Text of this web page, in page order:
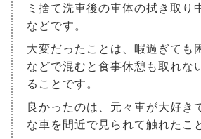
ミ捨て洗車後の車体の拭き取り
などです。
大変だったことは、暇過ぎても
などで混むと食事休憩も取れな
ることです。
良かったのは、元々車が大好き
な車を間近で見られて触れたこ